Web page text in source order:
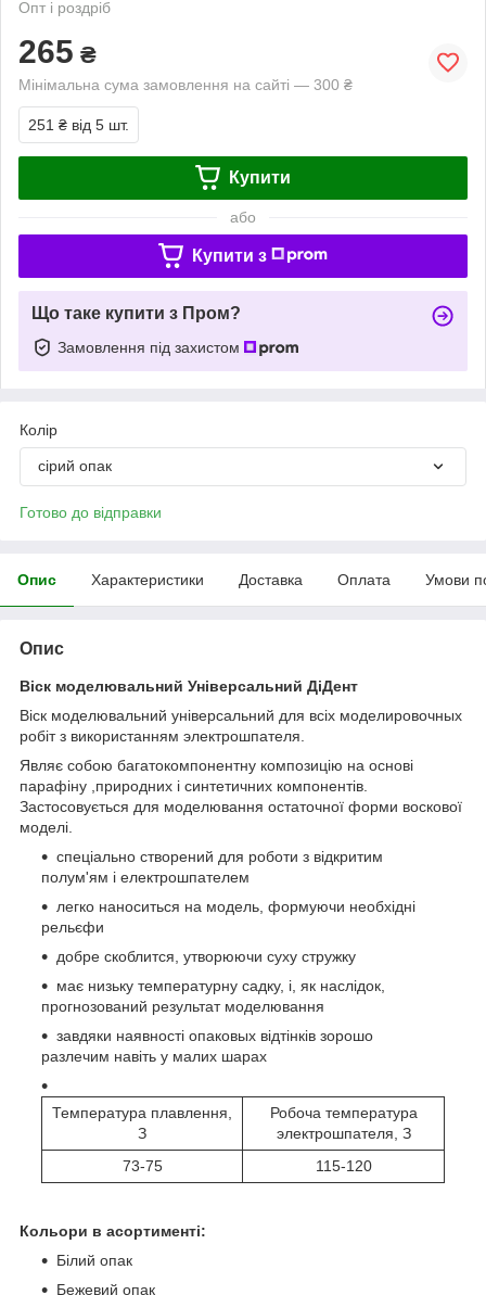
Опт і роздріб
265 ₴
Мінімальна сума замовлення на сайті — 300 ₴
251 ₴ від 5 шт.
Купити
або
Купити з
Що таке купити з Пром?
Замовлення під захистом
Колір
сірий опак
Готово до відправки
Опис Характеристики Доставка Оплата Умови
Опис
Віск моделювальний Універсальний ДіДент
Віск моделювальний універсальний для всіх моделировочных
робіт з використанням электрошпателя.
Являє собою багатокомпонентну композицію на основі
парафіну ,природних і синтетичних компонентів.
Застосовується для моделювання остаточної форми воскової
моделі.
спеціально створений для роботи з відкритим
полум'ям і електрошпателем
легко наноситься на модель, формуючи необхідні
рельєфи
добре скоблится, утворюючи суху стружку
має низьку температурну садку, і, як наслідок,
прогнозований результат моделювання
завдяки наявності опаковых відтінків зорошо
разлечим навіть у малих шарах
Температура плавлення,
З
Робоча температура
электрошпателя, З
73-75
115-120
Кольори в асортименті:
Білий опак
Бежевий опак